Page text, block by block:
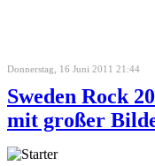
Donnerstag, 16 Juni 2011 21:44
Sweden Rock
mit großer